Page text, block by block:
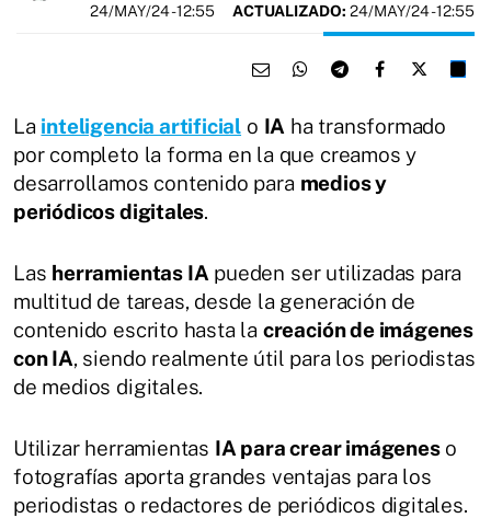
24/MAY/24- 12:55 ACTUALIZADO: 24/MAY/24 - 12:55
​La inteligencia artificial o IA ha transformado
por completo la forma en la que creamos y
desarrollamos contenido para medios y
periódicos digitales.
Las herramientas IA pueden ser utilizadas para
multitud de tareas, desde la generación de
contenido escrito hasta la creación de imágenes
con IA, siendo realmente útil para los periodistas
de medios digitales.
Utilizar herramientas IA para crear imágeneso
fotografías aporta grandes ventajas para los
periodistas o redactores de periódicos digitales.